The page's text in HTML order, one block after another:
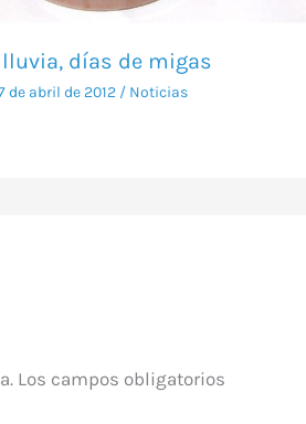
lluvia, días de migas
de abril de 2012 / Noticias
Los campos obligatorios